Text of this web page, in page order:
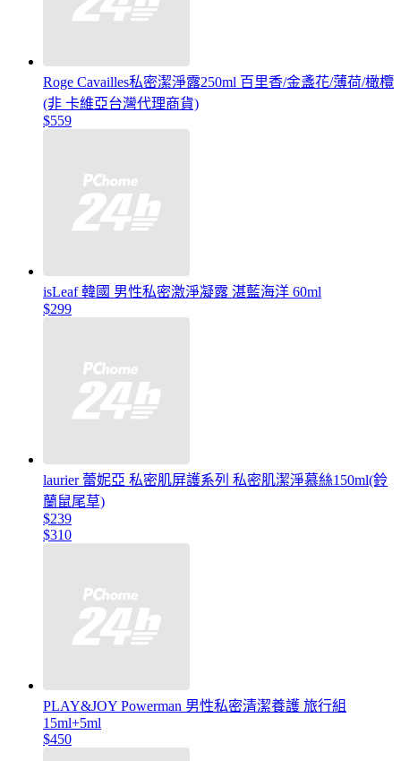
Roge Cavailles私密潔淨露250ml 百里香/金盞花/薄荷/橄欖
(非 卡維亞台灣代理商貨)
$559
isLeaf 韓國 男性私密激淨凝露 湛藍海洋 60ml
$299
laurier 蕾妮亞 私密肌屏護系列 私密肌潔淨慕絲150ml(鈴
蘭鼠尾草)
$239
$310
PLAY&JOY Powerman 男性私密清潔養護 旅行組
15ml+5ml
$450